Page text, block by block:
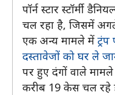
पॉर्न स्टार स्टॉर्मी
चल रहा है, जिसमें अगले
एक अन्य मामले में
दस्तावेजों को घर ले
पर हुए दंगों वाले
करीब 19 केस चल रहे